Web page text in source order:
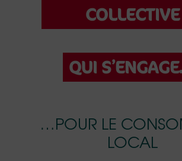
COLLECTIVE
QUI
…POUR LE
LOCAL